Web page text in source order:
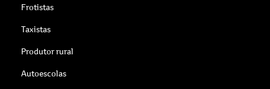
Frotistas
Taxistas
Produtor rural
Autoescolas